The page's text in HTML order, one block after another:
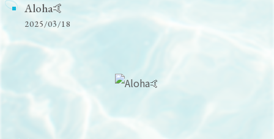
Aloha🤙
2025/03/18